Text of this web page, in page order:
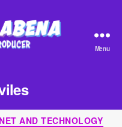
Menu
AND TECHNOLOGY